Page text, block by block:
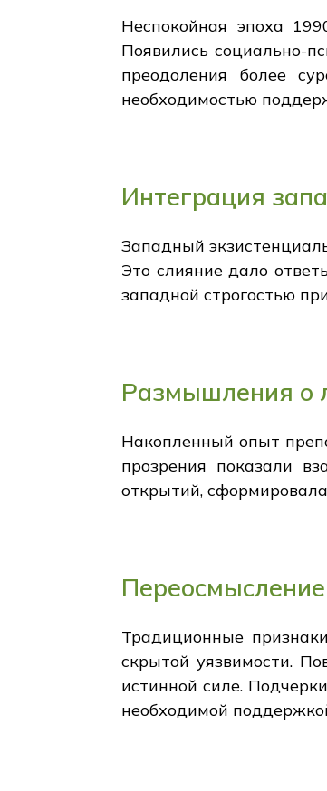
Неспокойная эпоха
Появились социально-
преодоления более
необходимостью
Интеграция
Западный
Это слияние дало
западной строгостью
Размышления о
Накопленный опыт
прозрения показали
открытий,
Традиционные
скрытой уязвимости.
истинной силе.
необходимой